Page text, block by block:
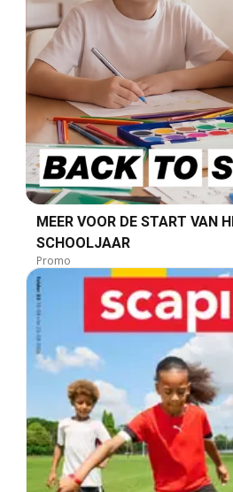
MEER VOOR DE START VAN
SCHOOLJAAR
Promo